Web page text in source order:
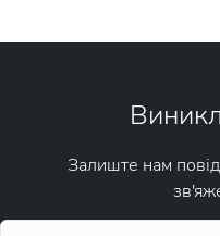
Залиште нам